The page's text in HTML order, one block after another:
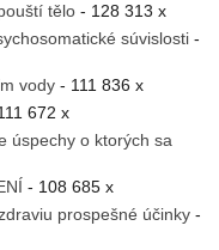
tělo - 128 313 x
súvislosti -
vody - 111 836 x
672 x
úspechy o ktorých sa
- 108 685 x
prospešné účinky -